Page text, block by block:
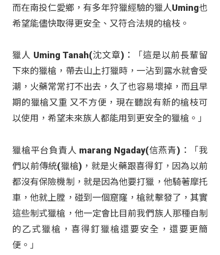
而在南投仁愛鄉，有多年狩獵經驗的獵人Uming也
希望能儘快取得更安全、又符合法規的槍枝。
獵人 Uming Tanah(沈文章)：「這是以前長輩留
下來的獵槍，帶去山上打獵時，一沾到露水就會受
潮，火藥常常打不出去，久了也容易壞掉，而且早
期的獵槍又重 又不方便，現在聽說有新的槍枝可
以使用，希望未來族人都能用到更安全的獵槍。」
獵槍平台負責人 marang Ngaday(信燕青)：「我
們以前傳統(獵槍)，就是火藥跟喜得釘，因為以前
都沒有保險機制，就是因為他要打獵，他騎著摩托
車，他就上膛，碰到一個窟窿，槍就擊發了，其實
這些制式獵槍，他一定會比目前我們族人那種自制
的乙式獵槍，喜得釘獵槍還要安全，還要更簡
便。」